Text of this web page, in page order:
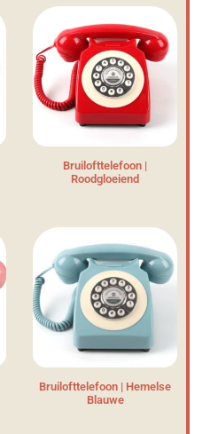
Bruilofttelefoon |
Roodgloeiend
Bruilofttelefoon | Hemelse
Blauwe